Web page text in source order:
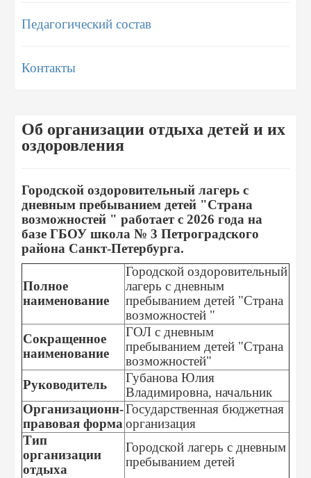
Педагогический состав
Контакты
Об организации отдыха детей и их
оздоровления
Городской оздоровительный лагерь с
дневным пребыванием детей "Страна
возможностей " работает с 2026 года на
базе ГБОУ школа № 3 Петроградского
района Санкт-Петербурга.
Полное
наименование
Городской оздоровительный
лагерь с дневным
пребыванием детей "Страна
возможностей "
Сокращенное
наименование
ГОЛ с дневным
пребыванием детей "Страна
возможностей"
Руководитель
Губанова Юлия
Владимировна, начальник
Организационн-
правовая форма
Государственная бюджетная
организация
Тип
организации
отдыха
Городской лагерь с дневным
пребыванием детей